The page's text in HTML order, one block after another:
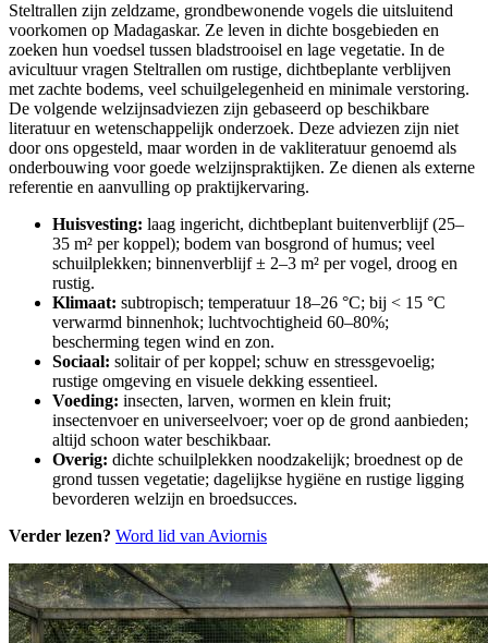
Steltrallen zijn zeldzame, grondbewonende vogels die uitsluitend
voorkomen op Madagaskar. Ze leven in dichte bosgebieden en
zoeken hun voedsel tussen bladstrooisel en lage vegetatie. In de
avicultuur vragen Steltrallen om rustige, dichtbeplante verblijven
met zachte bodems, veel schuilgelegenheid en minimale verstoring.
De volgende welzijnsadviezen zijn gebaseerd op beschikbare
literatuur en wetenschappelijk onderzoek. Deze adviezen zijn niet
door ons opgesteld, maar worden in de vakliteratuur genoemd als
onderbouwing voor goede welzijnspraktijken. Ze dienen als externe
referentie en aanvulling op praktijkervaring.
Huisvesting: laag ingericht, dichtbeplant buitenverblijf (25–
35 m² per koppel); bodem van bosgrond of humus; veel
schuilplekken; binnenverblijf ± 2–3 m² per vogel, droog en
rustig.
Klimaat: subtropisch; temperatuur 18–26 °C; bij < 15 °C
verwarmd binnenhok; luchtvochtigheid 60–80%;
bescherming tegen wind en zon.
Sociaal: solitair of per koppel; schuw en stressgevoelig;
rustige omgeving en visuele dekking essentieel.
Voeding: insecten, larven, wormen en klein fruit;
insectenvoer en universeelvoer; voer op de grond aanbieden;
altijd schoon water beschikbaar.
Overig: dichte schuilplekken noodzakelijk; broednest op de
grond tussen vegetatie; dagelijkse hygiëne en rustige ligging
bevorderen welzijn en broedsucces.
Verder lezen? Word lid van Aviornis